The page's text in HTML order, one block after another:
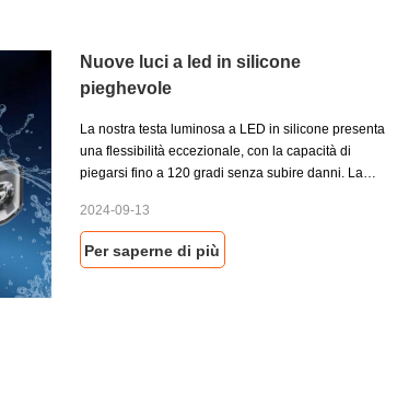
Nuove luci a led in silicone
pieghevole
La nostra testa luminosa a LED in silicone presenta
una flessibilità eccezionale, con la capacità di
piegarsi fino a 120 gradi senza subire danni. La
temperatura, questa testa luminosa offre una
durata superiore, mentre le sue proprietà anti-
shock forniscono una protezione extra contro
2024-09-13
Per saperne di più